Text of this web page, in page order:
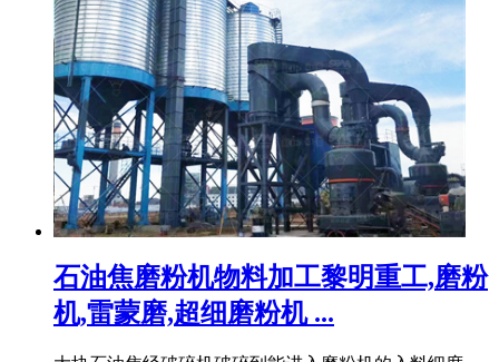
石油焦磨粉机物料加工黎明重工,磨粉
机,雷蒙磨,超细磨粉机 ...